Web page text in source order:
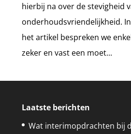
hierbij na over de stevigheid
onderhoudsvriendelijkheid.
het artikel bespreken we
zeker en vast een moet...
Laatste berichten
Wat interimopdrachten bij